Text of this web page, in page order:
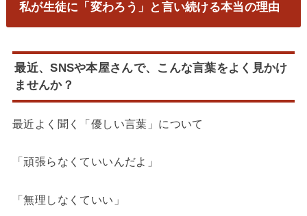
私が生徒に「変わろう」と言い続ける本当の理由
最近、SNSや本屋さんで、こんな言葉をよく見かけ
ませんか？
最近よく聞く「優しい言葉」について
「頑張らなくていいんだよ」
「無理しなくていい」